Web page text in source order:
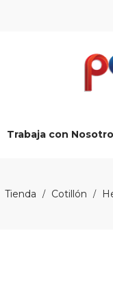
Trabaja con
Tienda / Cotillón /